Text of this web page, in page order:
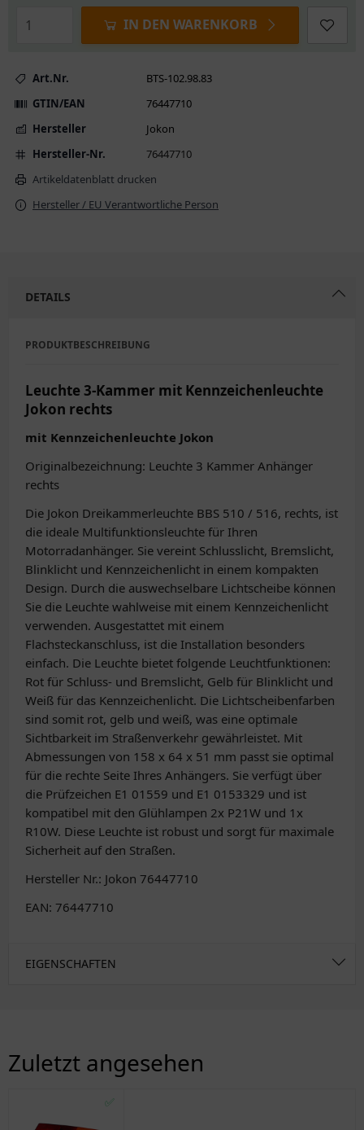
IN DEN WARENKORB
Art.Nr.
BTS-102.98.83
GTIN/EAN
76447710
Hersteller
Jokon
Hersteller-Nr.
76447710
Artikeldatenblatt drucken
Hersteller / EU Verantwortliche Person
DETAILS
PRODUKTBESCHREIBUNG
Leuchte 3-Kammer mit Kennzeichenleuchte
Jokon rechts
mit Kennzeichenleuchte Jokon
Originalbezeichnung: Leuchte 3 Kammer Anhänger
rechts
Die Jokon Dreikammerleuchte BBS 510 / 516, rechts, ist
die ideale Multifunktionsleuchte für Ihren
Motorradanhänger. Sie vereint Schlusslicht, Bremslicht,
Blinklicht und Kennzeichenlicht in einem kompakten
Design. Durch die auswechselbare Lichtscheibe können
Sie die Leuchte wahlweise mit einem Kennzeichenlicht
verwenden. Ausgestattet mit einem
Flachsteckanschluss, ist die Installation besonders
einfach. Die Leuchte bietet folgende Leuchtfunktionen:
Rot für Schluss- und Bremslicht, Gelb für Blinklicht und
Weiß für das Kennzeichenlicht. Die Lichtscheibenfarben
sind somit rot, gelb und weiß, was eine optimale
Sichtbarkeit im Straßenverkehr gewährleistet. Mit
Abmessungen von 158 x 64 x 51 mm passt sie optimal
für die rechte Seite Ihres Anhängers. Sie verfügt über
die Prüfzeichen E1 01559 und E1 0153329 und ist
kompatibel mit den Glühlampen 2x P21W und 1x
R10W. Diese Leuchte ist robust und sorgt für maximale
Sicherheit auf den Straßen.
Hersteller Nr.: Jokon 76447710
EAN: 76447710
EIGENSCHAFTEN
Zuletzt angesehen
✅